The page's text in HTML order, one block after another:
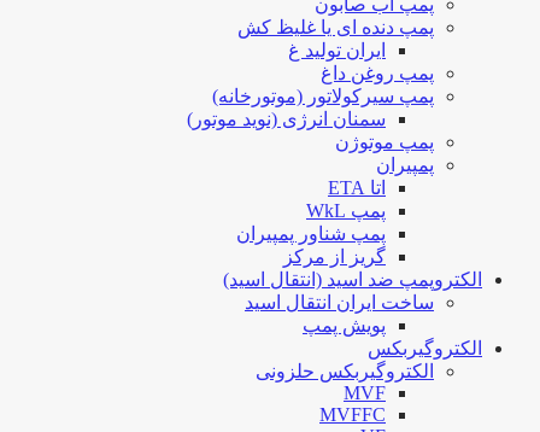
پمپ دنده ای یا غلیظ کش
ایران تولید غ
پمپ روغن داغ
پمپ سیرکولاتور (موتورخانه)
سمنان انرژی (نوید موتور)
پمپ موتوژن
پمپیران
اتا ETA
پمپ WkL
پمپ شناور پمپیران
گریز از مرکز
الکتروپمپ ضد اسید (انتقال اسید)
ساخت ایران انتقال اسید
پویش پمپ
الکتروگیربکس
الکتروگیربکس حلزونی
MVF
MVFFC